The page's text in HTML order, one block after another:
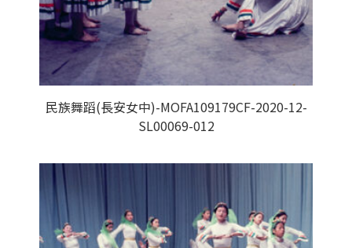
民族舞蹈(長安女中)-MOFA109179CF-2020-12-
SL00069-012